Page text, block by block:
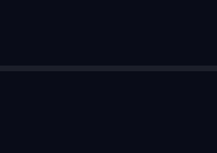
político vigente entre 1880 y 1916,
Dominaba la política nacional, imponiendo
grupo de políticos, intelectuales y